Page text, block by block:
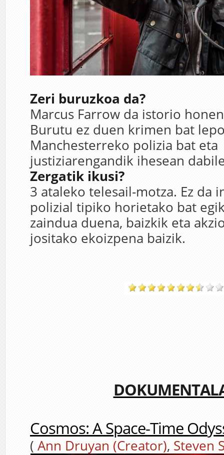
Zeri buruzkoa da?
Marcus Farrow da istorio
Burutu ez duen krimen bat
Manchesterreko polizia bat eta
justiziarengandik ihesean
Zergatik ikusi?
3 ataleko telesail-motza. Ez da
polizial tipiko horietako bat
zaindua duena, baizkik eta
jositako ekoizpena baizik.
Cosmos: A Space-Time
( Ann Druyan (Creator), Steven